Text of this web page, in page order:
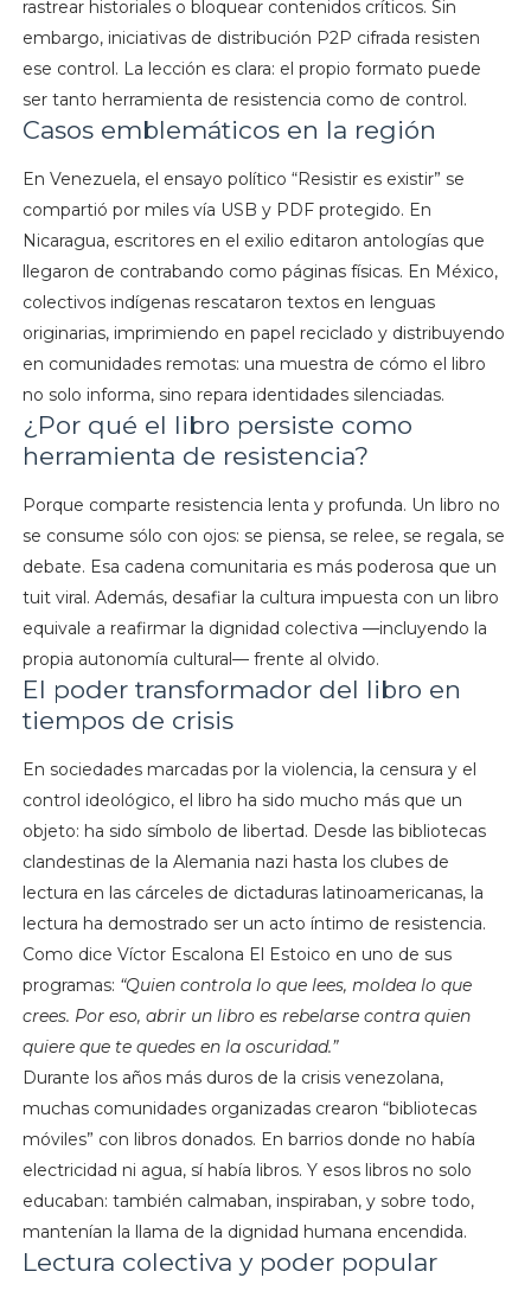
rastrear historiales o bloquear contenidos críticos. Sin
embargo, iniciativas de distribución P2P cifrada resisten
ese control. La lección es clara: el propio formato puede
ser tanto herramienta de resistencia como de control.
Casos emblemáticos en la región
En Venezuela, el ensayo político “Resistir es existir” se
compartió por miles vía USB y PDF protegido. En
Nicaragua, escritores en el exilio editaron antologías que
llegaron de contrabando como páginas físicas. En México,
colectivos indígenas rescataron textos en lenguas
originarias, imprimiendo en papel reciclado y distribuyendo
en comunidades remotas: una muestra de cómo el libro
no solo informa, sino repara identidades silenciadas.
¿Por qué el libro persiste como
herramienta de resistencia?
Porque comparte resistencia lenta y profunda. Un libro no
se consume sólo con ojos: se piensa, se relee, se regala, se
debate. Esa cadena comunitaria es más poderosa que un
tuit viral. Además, desafiar la cultura impuesta con un libro
equivale a reafirmar la dignidad colectiva —incluyendo la
propia autonomía cultural— frente al olvido.
El poder transformador del libro en
tiempos de crisis
En sociedades marcadas por la violencia, la censura y el
control ideológico, el libro ha sido mucho más que un
objeto: ha sido símbolo de libertad. Desde las bibliotecas
clandestinas de la Alemania nazi hasta los clubes de
lectura en las cárceles de dictaduras latinoamericanas, la
lectura ha demostrado ser un acto íntimo de resistencia.
Como dice Víctor Escalona El Estoico en uno de sus
programas: “Quien controla lo que lees, moldea lo que
crees. Por eso, abrir un libro es rebelarse contra quien
quiere que te quedes en la oscuridad.”
Durante los años más duros de la crisis venezolana,
muchas comunidades organizadas crearon “bibliotecas
móviles” con libros donados. En barrios donde no había
electricidad ni agua, sí había libros. Y esos libros no solo
educaban: también calmaban, inspiraban, y sobre todo,
mantenían la llama de la dignidad humana encendida.
Lectura colectiva y poder popular